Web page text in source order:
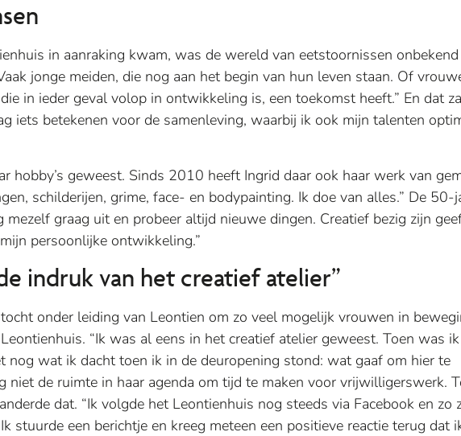
in aanraking kwam, was de wereld van eetstoornissen
jonge meiden, die nog aan het begin van hun leven staan. Of
in ieder geval volop in ontwikkeling is, een toekomst heeft.” En dat
iets betekenen voor de samenleving, waarbij ik ook mijn talenten
hobby’s geweest. Sinds 2010 heeft Ingrid daar ook haar werk van
schilderijen, grime, face- en bodypainting. Ik doe van alles.” De 50-
mezelf graag uit en probeer altijd nieuwe dingen. Creatief bezig zijn
persoonlijke ontwikkeling.”
indruk van het creatief atelier”
onder leiding van Leontien om zo veel mogelijk vrouwen in
“Ik was al eens in het creatief atelier geweest. Toen was
nog wat ik dacht toen ik in de deuropening stond: wat gaaf om hier te
niet de ruimte in haar agenda om tijd te maken voor vrijwilligerswerk.
dat. “Ik volgde het Leontienhuis nog steeds via Facebook en zo
stuurde een berichtje en kreeg meteen een positieve reactie terug dat